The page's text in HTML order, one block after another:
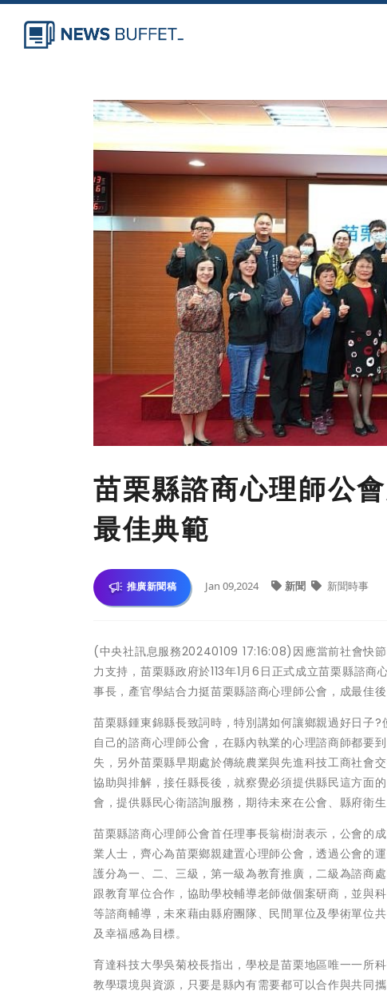
苗栗縣諮商心理師公
最佳典範
推廣新聞稿 Jan 09,2024 新聞 新聞時事
(中央社訊息服務20240109 17:16:08)因應當前社會快
力支持，苗栗縣政府於113年1月6日正式成立苗栗縣諮
事長，產官學結合力挺苗栗縣諮商心理師公會，成最佳後
苗栗縣鍾東錦縣長致詞時，特別講如何讓鄉親過好日子
自己的諮商心理師公會，在縣內執業的心理諮商師都要
失，另外苗栗縣早期處於傳統農業與先進科技工商社會
協助與排解，接任縣長後，就察覺必須提供縣民這方面
會，提供縣民心衛諮詢服務，期待未來在公會、縣府衛
苗栗縣諮商心理師公會首任理事長翁樹澍表示，公會的
業人士，齊心為苗栗鄉親建置心理師公會，透過公會的
護分為一、二、三級，第一級為教育推廣，二級為諮商
跟教育單位合作，協助學校輔導老師做個案研商，並與
等諮商輔導，未來藉由縣府團隊、民間單位及學術單位
及幸福感為目標。
育達科技大學吳菊校長指出，學校是苗栗地區唯一一所
教學環境與資源，只要是縣內有需要都可以合作與共同